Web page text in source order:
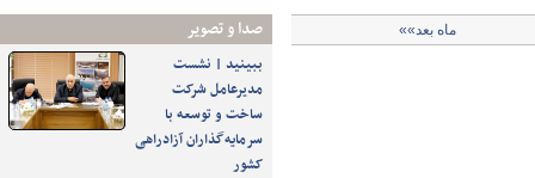
صدا و تصوير
ببینید | نشست
مدیرعامل شرکت
ساخت و توسعه با
سرمایه‌گذاران آزادراهی
کشور
ماه بعد»»